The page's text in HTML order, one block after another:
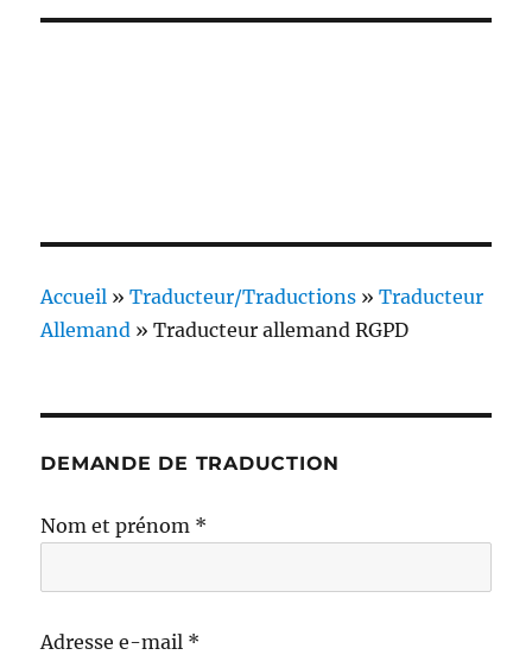
Accueil »Traducteur/Traductions »Traducteur
Allemand »Traducteur allemand RGPD
DEMANDE DE TRADUCTION
Nom et prénom *
Adresse e-mail *